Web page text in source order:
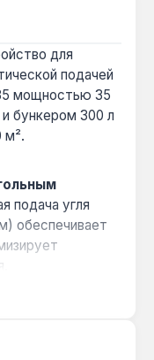
для
подачей
мощностью 35
бункером 300 л
м².
подача угля
обеспечивает
уголь: